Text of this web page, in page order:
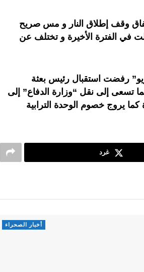
وقف إطلاق النار و مس صريح
في الفترة الأخيرة و تختلف عن
رفضت استقبال رئيس بعثة
تسعى إلى نقل “وزارة الدفاع” إلى
يروج خصوم الوحدة الترابية
غرد
أخبار الصحراء